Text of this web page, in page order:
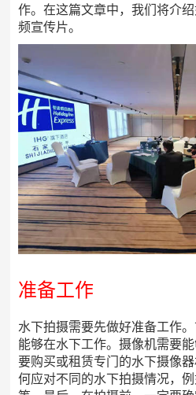
作。在这篇文章中，我们将介
频宣传片。
准备工作
水下拍摄需要先做好准备工作
能够在水下工作。摄像机需要
要购买或租赁专门的水下摄像
何应对不同的水下拍摄情况，